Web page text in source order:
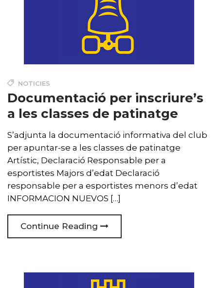
NOTICIES
Documentació per inscriure’s
a les classes de patinatge
S’adjunta la documentació informativa del club
per apuntar-se a les classes de patinatge
Artístic, Declaració Responsable per a
esportistes Majors d’edat Declaració
responsable per a esportistes menors d’edat
INFORMACION NUEVOS […]
Continue Reading